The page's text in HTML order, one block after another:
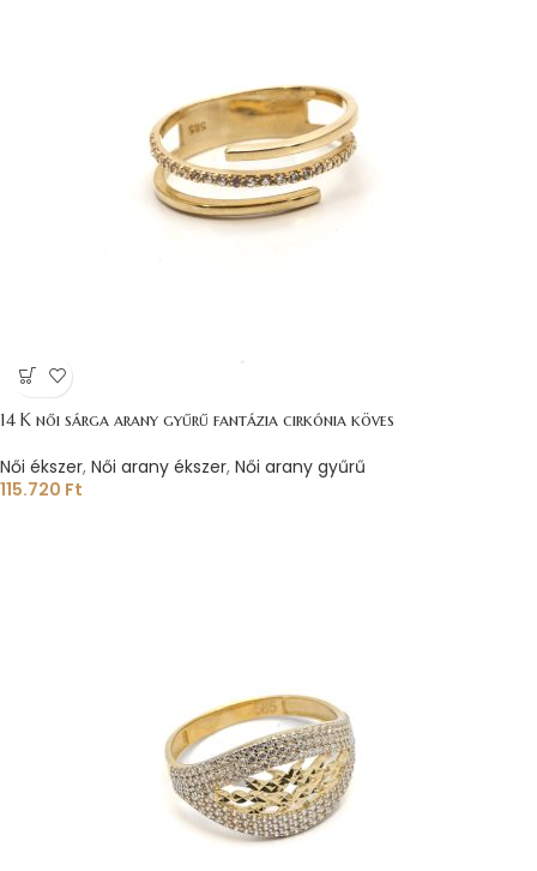
14 K női sárga arany gyűrű fantázia cirkónia köves
Női ékszer, Női arany ékszer, Női arany gyűrű
115.720 Ft